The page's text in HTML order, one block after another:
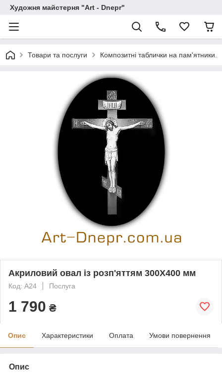
Художня майстерня "Art - Dnepr"
Товари та послуги Композитні таблички на пам'ятники.
Акриловий овал із розп'яттям 300Х400 мм
Код: А24 Послуга
1 790 ₴
Опис Характеристики Оплата Умови повернення
Опис